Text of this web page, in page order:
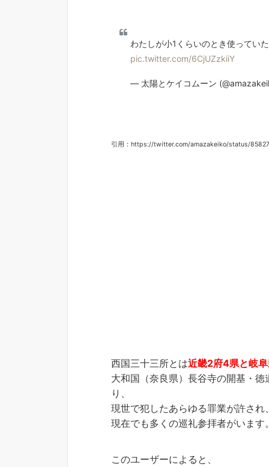
わたしが小1くらいのとき使ってい
pic.twitter.com/6CjUZzkiiY
— 太陽とケイコムーン
引用：https://twitter.com/amazakeiko/status/
西国三十三所とは近畿2府4県と岐
大和国（奈良県）長谷寺の開基・
り、
現世で犯したあらゆる罪業が許され
現在でも多くの巡礼参拝者がいます。
このユーザーによると、